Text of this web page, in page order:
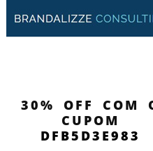
30% OFF COM
CUPOM
DFB5D3E983